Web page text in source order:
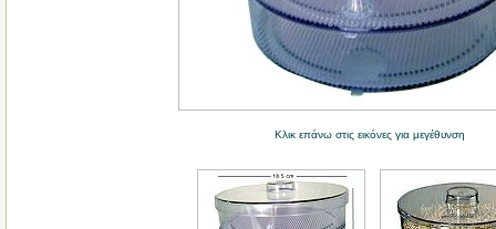
Κλικ επάνω στις εικόνες για μεγέθυνση